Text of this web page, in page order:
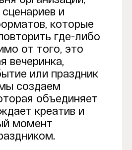
и
которые
где-либо
от того, это
вечеринка,
или праздник
создаем
объединяет
креатив и
момент